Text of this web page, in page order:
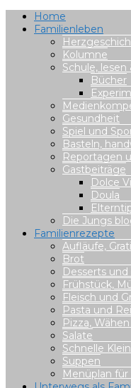
Home
Familienleben
Kolumne
Schule, lesen
Bücher
Gesundheit
Spiel und
Basteln,
Reportagen
Gastbeiträge
Dolce
Doula
Die Jungs
Familienrezepte
Aufläufe,
Brot
Desserts und
Frühstück,
Fleisch und
Pasta und
Pizza,
Salate
Schnelle
Suppen
Menüplan für